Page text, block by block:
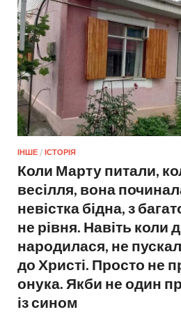
ІНШЕ / ІСТОРІЯ
Коли Марту питали,
весілля, вона
невістка бідна, з
не рівня. Навіть коли
народилася, не
до Христі. Просто не
онука. Якби не один
із сином